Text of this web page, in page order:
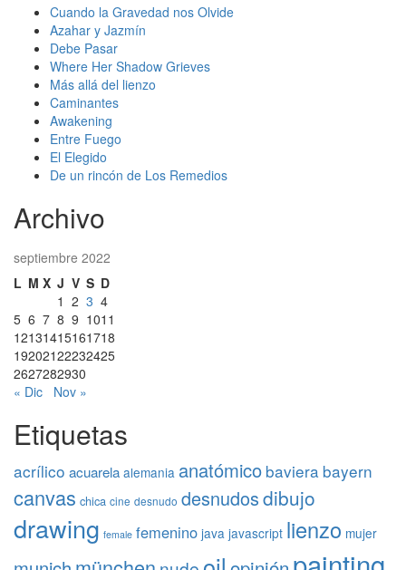
Cuando la Gravedad nos Olvide
Azahar y Jazmín
Debe Pasar
Where Her Shadow Grieves
Más allá del lienzo
Caminantes
Awakening
Entre Fuego
El Elegido
De un rincón de Los Remedios
Archivo
septiembre 2022
L M X J V S D
1 2 3 4
5 6 7 8 9 1011
12131415161718
19202122232425
2627282930
« Dic
Nov »
Etiquetas
acrílico acuarela alemania anatómico baviera bayern
canvas chica cine desnudo desnudosdibujo
drawing female femenino java javascript lienzo mujer